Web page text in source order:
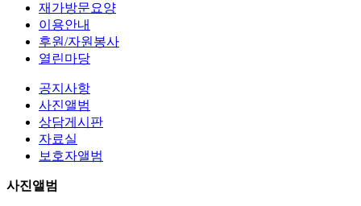
재가방문요양
이용안내
후원/자원봉사
열린마당
공지사항
사진앨범
상담게시판
자료실
보호자앨범
사진앨범